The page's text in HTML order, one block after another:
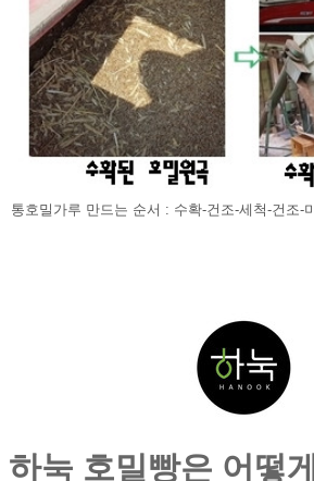
통호밀가루 만드는 순서 : 수확-건조-세척-건조-
하눅 호밀빵은 어떻